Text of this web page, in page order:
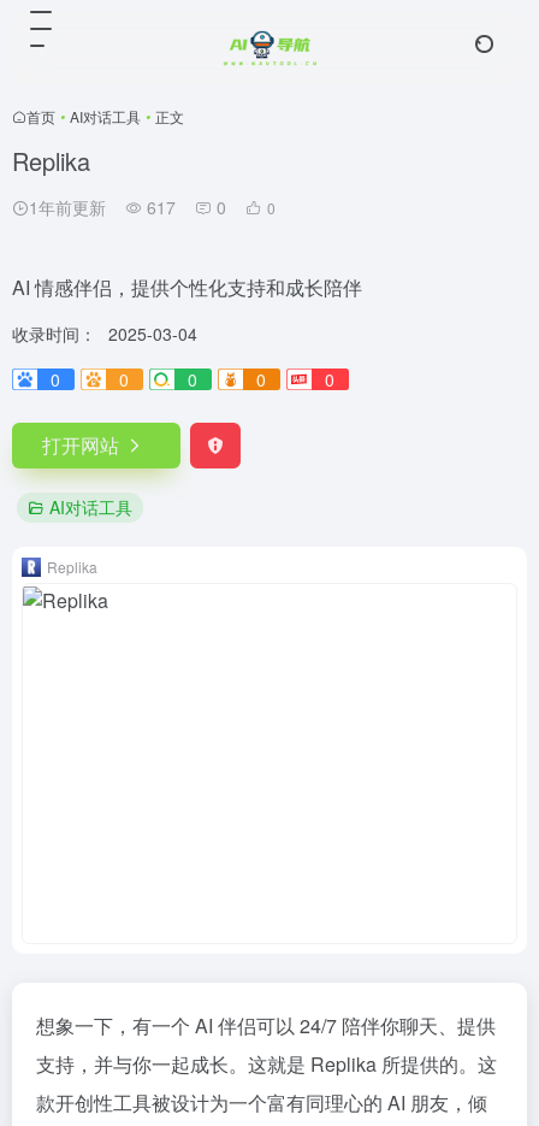
首页 • AI对话工具 • 正文
Replika
1年前更新 617 0 0
AI 情感伴侣，提供个性化支持和成长陪伴
收录时间：
2025-03-04
0
0 0 0 0
打开网站
AI对话工具
Replika
想象一下，有一个 AI 伴侣可以 24/7 陪伴你聊天、提供
支持，并与你一起成长。这就是 Replika 所提供的。这
款开创性工具被设计为一个富有同理心的 AI 朋友，倾